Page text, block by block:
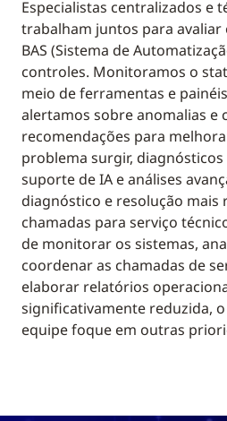
Especialistas centralizados e
trabalham juntos para avaliar
BAS (Sistema de
controles. Monitoramos o
meio de ferramentas e
alertamos sobre anomalias e
recomendações para
problema surgir,
suporte de IA e análises
diagnóstico e resolução mais
chamadas para serviço
de monitorar os sistemas,
coordenar as chamadas de
elaborar relatórios
significativamente reduzida,
equipe foque em outras